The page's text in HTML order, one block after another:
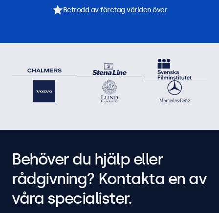
Betrodd av företag världen över
Behöver du hjälp eller
rådgivning? Kontakta en av
våra specialister.